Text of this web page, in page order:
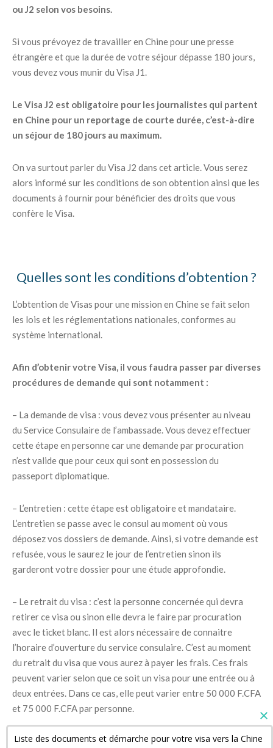
ou J2 selon vos besoins.
Si vous prévoyez de travailler en Chine pour une presse
étrangère et que la durée de votre séjour dépasse 180 jours,
vous devez vous munir du Visa J1.
Le Visa J2 est obligatoire pour les journalistes qui partent
en Chine pour un reportage de courte durée, c’est-à-dire
un séjour de 180 jours au maximum.
On va surtout parler du Visa J2 dans cet article. Vous serez
alors informé sur les conditions de son obtention ainsi que les
documents à fournir pour bénéficier des droits que vous
confère le Visa.
Quelles sont les conditions d’obtention ?
L’obtention de Visas pour une mission en Chine se fait selon
les lois et les réglementations nationales, conformes au
système international.
Afin d’obtenir votre Visa, il vous faudra passer par diverses
procédures de demande qui sont notamment :
– La demande de visa : vous devez vous présenter au niveau
du Service Consulaire de l’ambassade. Vous devez effectuer
cette étape en personne car une demande par procuration
n’est valide que pour ceux qui sont en possession du
passeport diplomatique.
– L’entretien : cette étape est obligatoire et mandataire.
L’entretien se passe avec le consul au moment où vous
déposez vos dossiers de demande. Ainsi, si votre demande est
refusée, vous le saurez le jour de l’entretien sinon ils
garderont votre dossier pour une étude approfondie.
– Le retrait du visa : c’est la personne concernée qui devra
retirer ce visa ou sinon elle devra le faire par procuration
avec le ticket blanc. Il est alors nécessaire de connaitre
l’horaire d’ouverture du service consulaire. C’est au moment
du retrait du visa que vous aurez à payer les frais. Ces frais
peuvent varier selon que ce soit un visa pour une entrée ou à
deux entrées. Dans ce cas, elle peut varier entre 50 000 F.CFA
et 75 000 F.CFA par personne.
Liste des documents et démarche pour votre visa vers la Chine